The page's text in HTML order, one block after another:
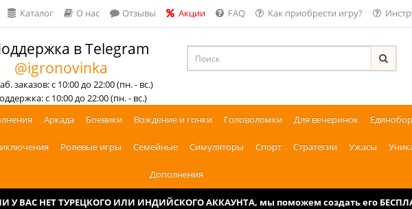
Каталог О нас Отзывы Акции FAQ Как приобрести игру?
в Telegram
@igronovinka
заказов: с 10:00 до 22:00 (пн. - вс.)
с 10:00 до 22:00 (пн. - вс.)
Аркада Боевики Вождение и гонки Головоломки Для вечеринок
Ролевые игры Семейные Симуляторы Спорт Стратегии Ужасы
Дополнения
У ВАС НЕТ ТУРЕЦКОГО ИЛИ ИНДИЙСКОГО АККАУНТА, мы поможем создать его